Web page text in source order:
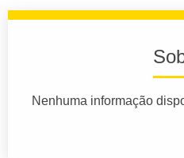
Nenhuma informação